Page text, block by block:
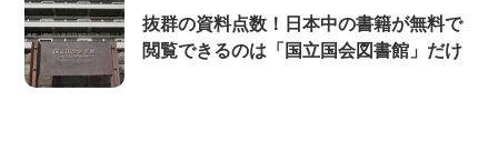
抜群の資料点数！日本中の書籍が無料で
閲覧できるのは「国立国会図書館」だけ